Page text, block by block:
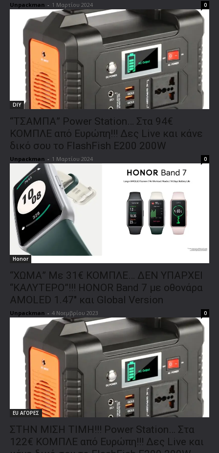
Unpackman - 1 Μαρτίου 2024 0
DIY
“ΤΣΑΜΠΑ” Power Station… Στα 94€
ΚΟΜΠΛΕ από Ευρώπη!!! Δες Live και κάνε
δικό σου το FlashFish E200 200W
Unpackman - 1 Μαρτίου 2024 0
Honor
“ΧΩΜΑ” Με 31€ ΚΟΜΠΛΕ… ΔΕΝ ΥΠΑΡΧΕΙ
“ΚΑΛΥΤΕΡΟ”!!! HONOR Band 7 με οθονάρα
AMOLED 1.47″ και Global Version
Unpackman - 4 Νοεμβρίου 2023 0
EU ΑΓΟΡΕΣ
ΣΤΗΝ ΜΙΣΗ ΤΙΜΗ!!! Power Station… Στα
122€ ΚΟΜΠΛΕ από Ευρώπη!!! Δες Live και